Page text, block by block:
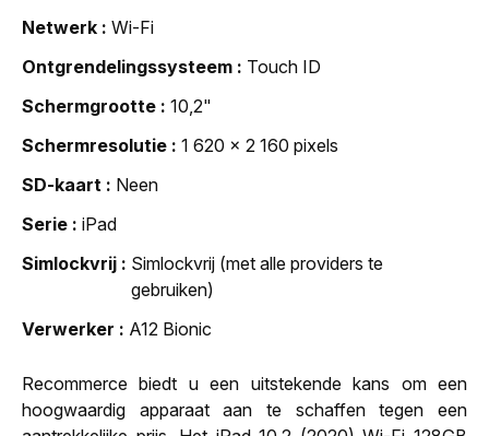
Netwerk
Wi-Fi
Ontgrendelingssysteem
Touch ID
Schermgrootte
10,2"
Schermresolutie
1 620 x 2 160 pixels
SD-kaart
Neen
Serie
iPad
Simlockvrij
Simlockvrij (met alle providers te
gebruiken)
Verwerker
A12 Bionic
Recommerce biedt u een uitstekende kans om een
hoogwaardig apparaat aan te schaffen tegen een